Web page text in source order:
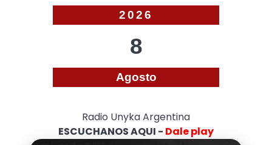
2026
8
Agosto
Radio Unyka Argentina
ESCUCHANOS AQUI - Dale play